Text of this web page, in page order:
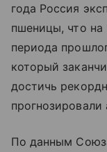
года Россия
пшеницы, что на
периода
который
достичь
прогнозировали
По данным